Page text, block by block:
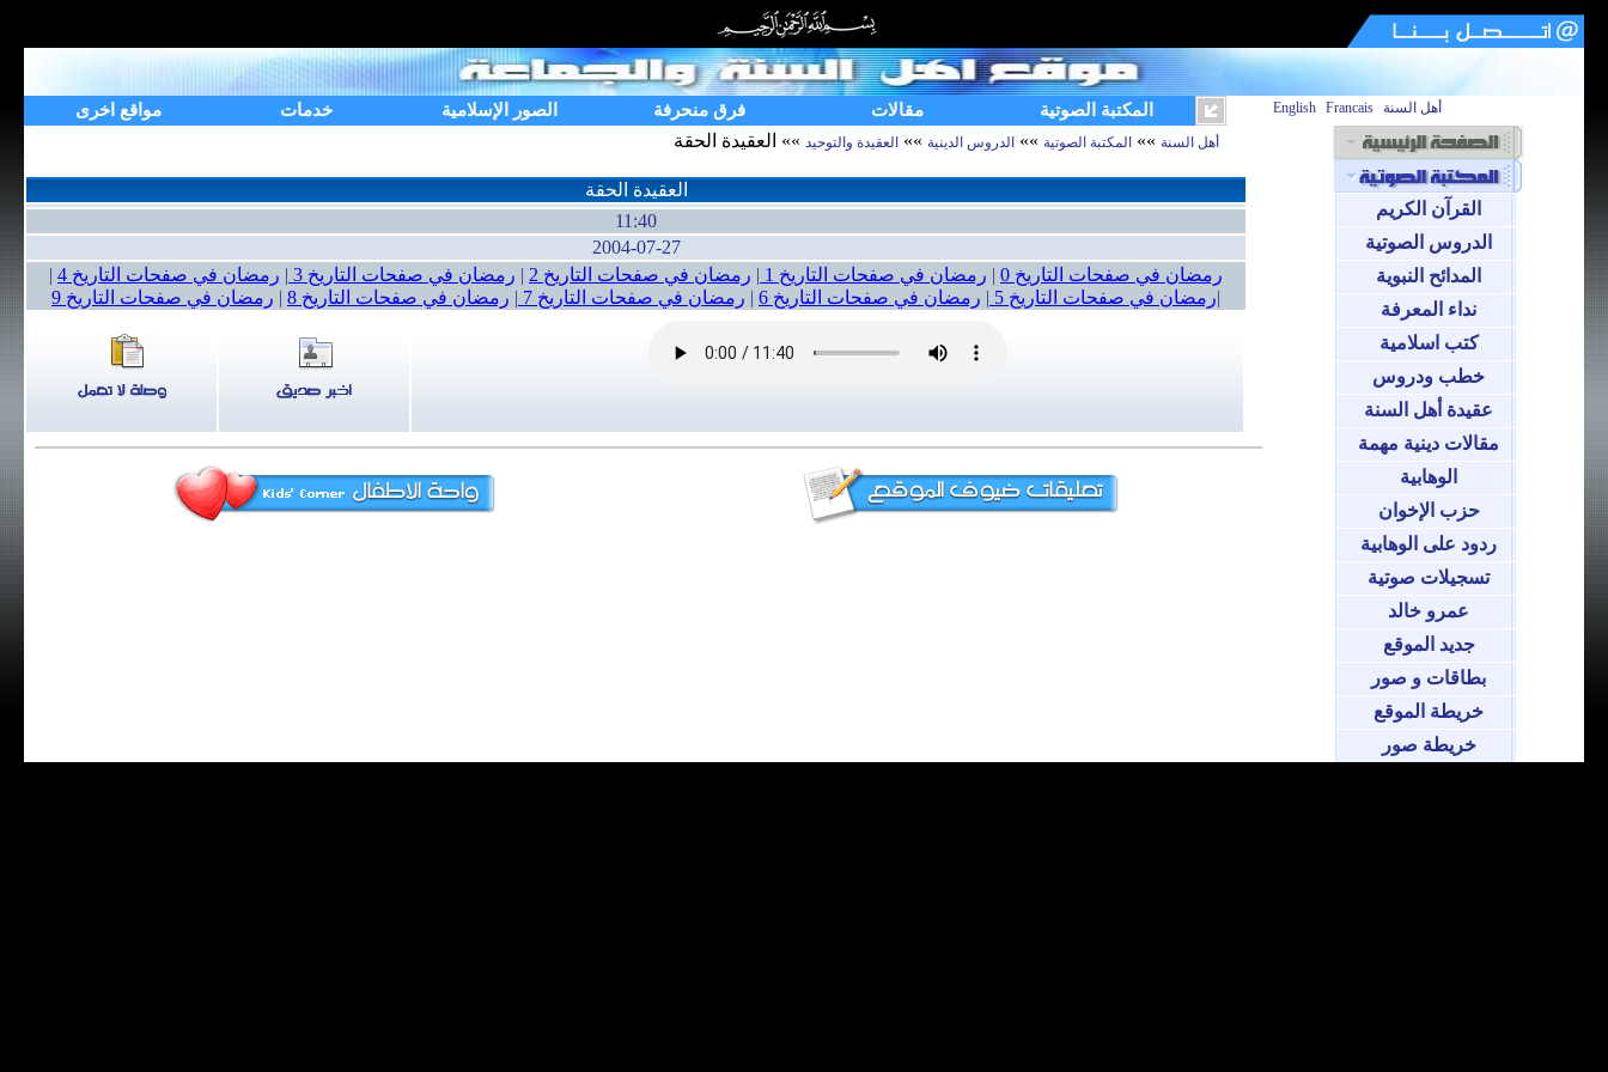
مواقع اخرى خدمات الصور الإسلامية فرق منحرفة مقالات المكتبة الصوتية English Francais أهل السنة
أهل السنة »» المكتبة الصوتية »» الدروس الدينية »» العقيدة والتوحيد »» العقيدة الحقة
العقيدة الحقة
11:40
2004-07-27
رمضان في صفحات التاريخ 0
| رمضان في صفحات التاريخ 1 | رمضان في صفحات التاريخ 2 | رمضان في صفحات التاريخ 3 | رمضان في صفحات التاريخ 4
|
رمضان في صفحات التاريخ 5
| رمضان في صفحات التاريخ 6 | رمضان في صفحات التاريخ 7 | رمضان في صفحات التاريخ 8 | رمضان في صفحات التاريخ 9 |
القرآن الكريم
الدروس الصوتية
المدائح النبوية
نداء المعرفة
كتب اسلامية
خطب ودروس
عقيدة أهل السنة
مقالات دينية مهمة
الوهابية
حزب الإخوان
ردود على الوهابية
تسجيلات صوتية
عمرو خالد
جديد الموقع
بطاقات و صور
خريطة الموقع
خريطة صور